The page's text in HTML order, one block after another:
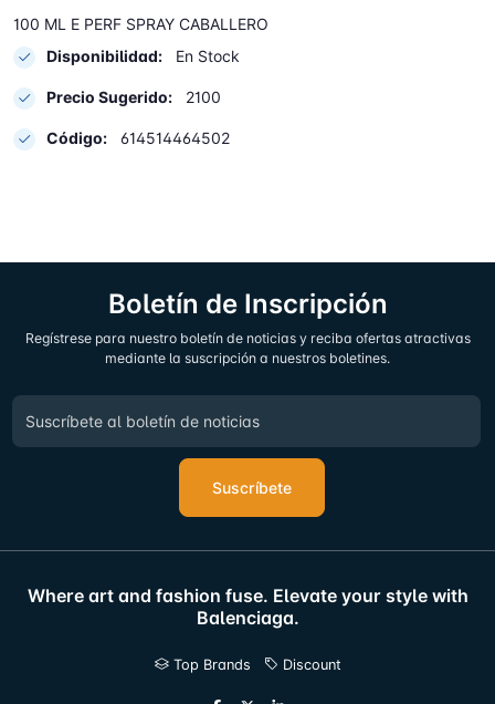
100 ML E PERF SPRAY CABALLERO
Disponibilidad:
En Stock
Precio Sugerido: 2100
Código: 614514464502
Boletín de Inscripción
Regístrese para nuestro boletín de noticias y reciba ofertas atractivas
mediante la suscripción a nuestros boletines.
Suscríbete
Where art and fashion fuse. Elevate your style with
Balenciaga.
Top Brands Discount